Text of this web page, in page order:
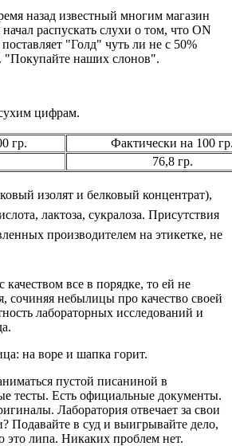
назад известный многим магазин
распускать слухи о том, что ON
"Голд" чуть ли не с 50%
"Покупайте наших слонов".
цифрам.
гр.
Фактически на 100
76,8 гр.
изолят и белковый концентрат),
лактоза, сукралоза. Присутствия
производителем на этикетке, не
все в порядке, то ей не
сочиняя небылицы про качество своей
лабораторных исследований и
на воре и шапка горит.
пустой писаниной в
тесты. Есть официальные документы.
Лаборатория отвечает за свои
Подавайте в суд и выигрывайте дело,
это липа. Никаких проблем нет.